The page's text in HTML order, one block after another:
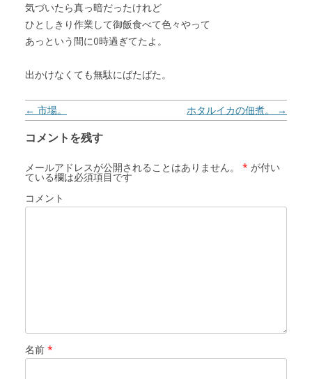
気づいたら真っ暗だったけれど
ひとしきり作業して御飯食べて色々やって
あっという間に0時過ぎてたよ。
出かけなくても無駄にばたばた。
投稿ナビゲーション ホタルイカの佃煮。 →
← 市場。
コメントを残す
メールアドレスが公開されることはありません。 * が付い
ている欄は必須項目です
コメント
名前 *